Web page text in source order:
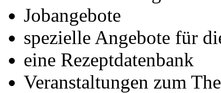
Jobangebote
spezielle Angebote für
eine Rezeptdatenbank
Veranstaltungen zum